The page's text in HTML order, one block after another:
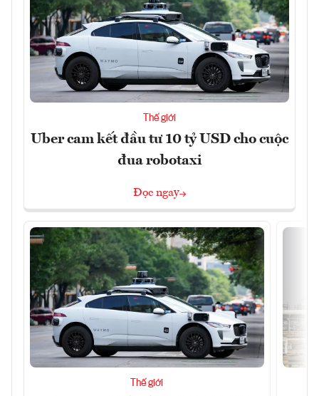
Thế giới
Uber cam kết đầu tư 10 tỷ USD cho cuộc
đua robotaxi
Đọc ngay
Thế giới